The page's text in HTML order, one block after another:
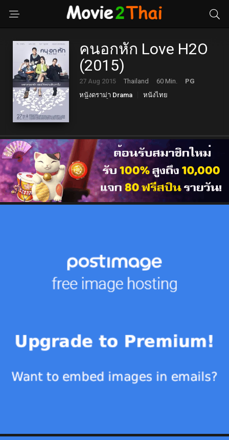
คนอกหัก Love H2O
(2015)
27 Aug 2015 Thailand 60 Min.
PG
หนังดราม่า Drama
หนังไทย